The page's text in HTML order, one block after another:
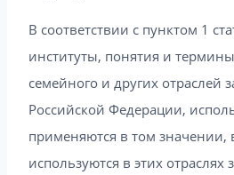
В соответствии с пунктом 1
институты, понятия и
семейного и других отраслей
Российской Федерации,
применяются в том значении,
используются в этих отраслях